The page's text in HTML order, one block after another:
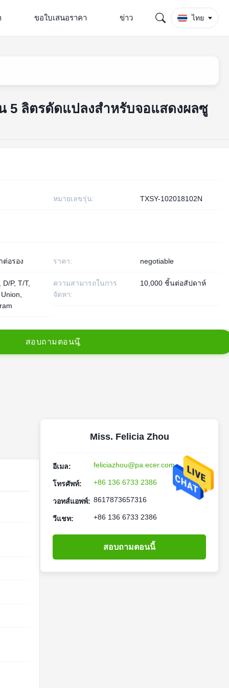
ขอใบเสนอราคา ข่าว ไทย
5 ลิตรดัดแปลงสำหรับจอแสดงผลซู
หมายเลขรุ่น: TXSY-102018102N
ต่อรอง ราคา: negotiable
P, T/T,
ความสามารถในการ
จัดหา:
10,000 ชิ้นต่อสัปดาห์
สอบถาม ตอนน
Miss. Felicia Zhou
อีเมล: feliciazhou@pa.ecer.com
โทรศัพท์: +86 136 6733 2386
วอทส์แอพพ์: 8617873657316
วีแชท: +86 136 6733 2386
สอบถามตอนนี้